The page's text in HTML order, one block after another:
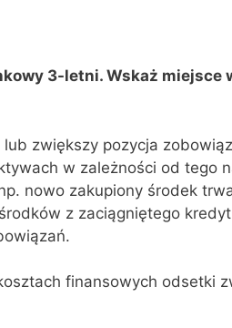
3-letni. Wskaż miejsce
zwiększy pozycja
w zależności od tego
nowo zakupiony środek
z zaciągniętego
finansowych odsetki